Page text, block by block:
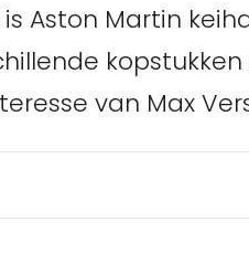
Aston Martin
van Max